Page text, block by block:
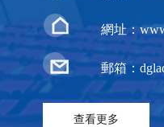
網址：
郵箱：
查看更多